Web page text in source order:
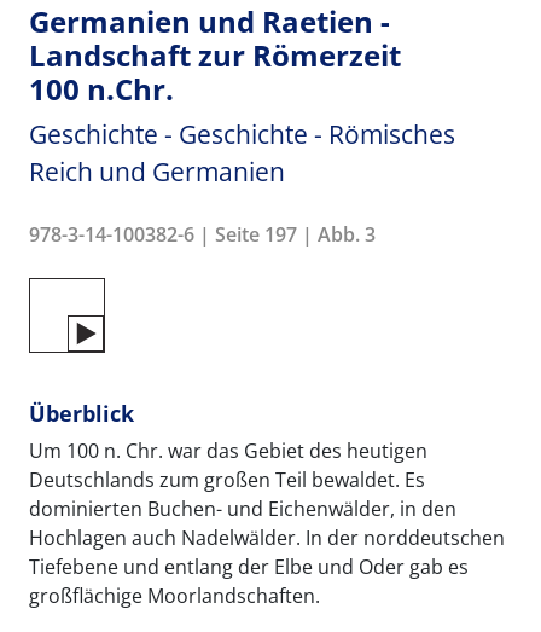
Germanien und Raetien -
Landschaft zur Römerzeit
100 n.Chr.
Geschichte - Geschichte - Römisches
Reich und Germanien
978-3-14-100382-6 | Seite 197 | Abb. 3
Überblick
Um 100 n. Chr. war das Gebiet des heutigen
Deutschlands zum großen Teil bewaldet. Es
dominierten Buchen- und Eichenwälder, in den
Hochlagen auch Nadelwälder. In der norddeutschen
Tiefebene und entlang der Elbe und Oder gab es
großflächige Moorlandschaften.